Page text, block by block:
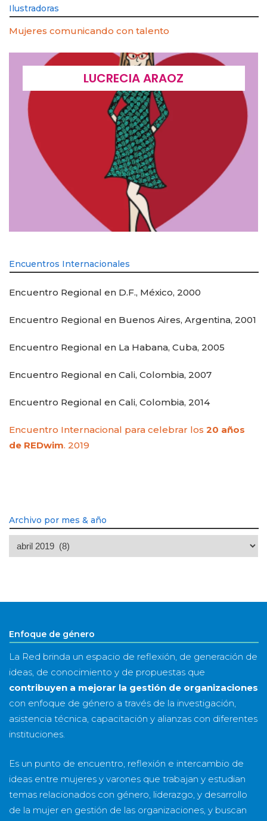
Ilustradoras
Mujeres comunicando con talento
LUCRECIA ARAOZ
Encuentros Internacionales
Encuentro Regional en D.F., México, 2000
Encuentro Regional en Buenos Aires, Argentina, 2001
Encuentro Regional en La Habana, Cuba, 2005
Encuentro Regional en Cali, Colombia, 2007
Encuentro Regional en Cali, Colombia, 2014
Encuentro Internacional para celebrar los 20 años
de REDwim. 2019
Archivo por mes & año
Archivo
por
año
Enfoque de género
La Red brinda un espacio de reflexión, de generación de
ideas, de conocimiento y de propuestas que
contribuyen a mejorar la gestión de organizaciones
con enfoque de género a través de la investigación,
asistencia técnica, capacitación y alianzas con diferentes
instituciones.
Es un punto de encuentro, reflexión e intercambio de
ideas entre mujeres y varones que trabajan y estudian
temas relacionados con género, liderazgo, y desarrollo
de la mujer en gestión de las organizaciones, y buscan